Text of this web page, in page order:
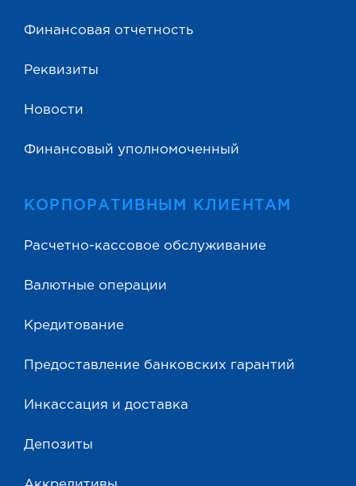
Финансовая отчетность
Реквизиты
Новости
Финансовый уполномоченный
КОРПОРАТИВНЫМ КЛИЕНТАМ
Расчетно-кассовое обслуживание
Валютные операции
Кредитование
Предоставление банковских гарантий
Инкассация и доставка
Депозиты